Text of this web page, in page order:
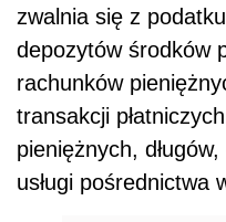
zwalnia się z
depozytów środków
rachunków
transakcji
pieniężnych,
usługi pośrednictwa